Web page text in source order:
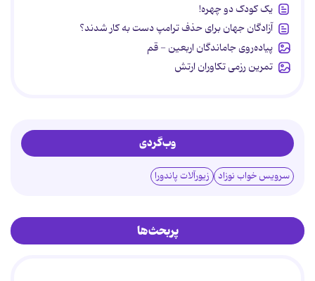
یک کودک دو چهره!
آزادگان جهان برای حذف ترامپ دست به کار شدند؟
پیاده‌روی جاماندگان اربعین - قم
تمرین رزمی تکاوران ارتش
وب‌گردی
سرویس خواب نوزاد زیورآلات پاندورا
پربحث‌ها